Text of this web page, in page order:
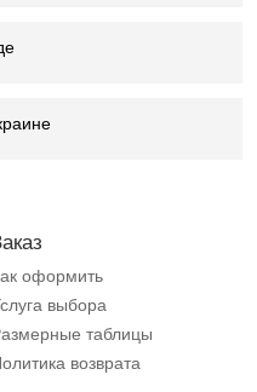
оформить
выбора
таблицы
возврата